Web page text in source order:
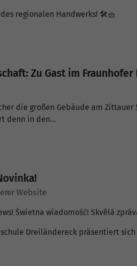
regionalen Handwerks! 🛠️🧺
Zu Gast im Fraunhofer
die großen Gebäude am
denn in den…
Website
Świetna wiadomość! Skvělá
Dreiländereck präsentiert